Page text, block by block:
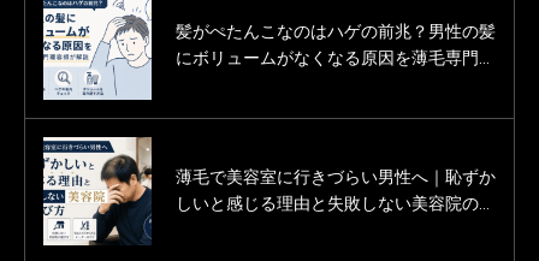
髪がぺたんこなのはハゲの前兆？男性の髪
にボリュームがなくなる原因を薄毛専門理
薄毛で美容室に行きづらい男性へ｜恥ずか
しいと感じる理由と失敗しない美容院の選
渋谷にある薄毛男性用の美容室「Inti＋
（インティプラス）」に行ってきた体験記
薄毛に悩む男性の為の美容室「Inti（イン
ティ）」は本当にすごいです。